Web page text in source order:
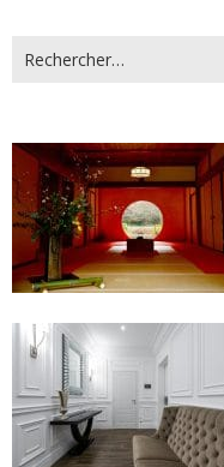
Rechercher :